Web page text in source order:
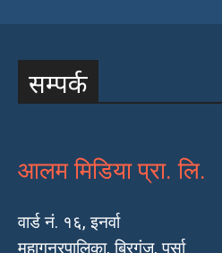
सम्पर्क
आलम मिडिया प्रा. लि.
वार्ड नं. १६, इनर्वा
महागनरपालिका, बिरगंज, पर्सा